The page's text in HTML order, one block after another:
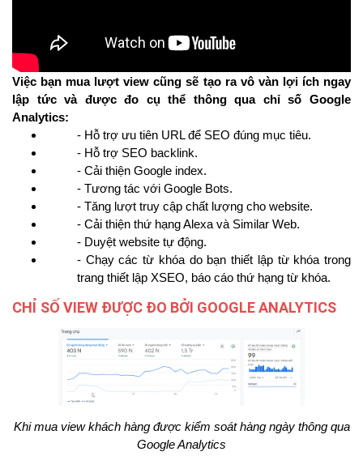
Việc bạn mua lượt view cũng sẽ tạo ra vô vàn lợi ích ngay
lập tức và được đo cụ thể thông qua chỉ số Google
Analytics:
- Hỗ trợ ưu tiên URL để SEO đúng mục tiêu.
- Hỗ trợ SEO backlink.
- Cải thiện Google index.
- Tương tác với Google Bots.
- Tăng lượt truy cập chất lượng cho website.
- Cải thiện thứ hạng Alexa và Similar Web.
- Duyệt website tự động.
- Chạy các từ khóa do bạn thiết lập từ khóa trong
trang thiết lập XSEO, báo cáo thứ hạng từ khóa.
CHỈ SỐ VIEW ĐƯỢC ĐO BỞI GOOGLE ANALYTICS
Khi mua view khách hàng được kiểm soát hàng ngày thông qua
Google Analytics